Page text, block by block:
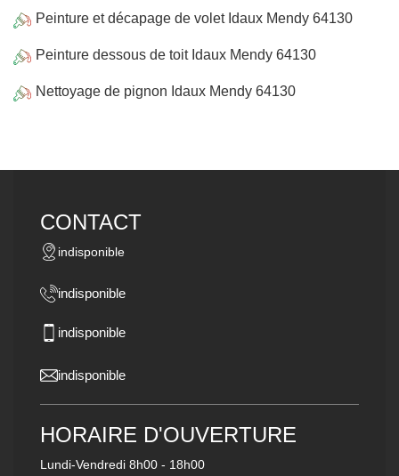
Peinture et décapage de volet Idaux Mendy 64130
Peinture dessous de toit Idaux Mendy 64130
Nettoyage de pignon Idaux Mendy 64130
CONTACT
indisponible
indisponible
indisponible
indisponible
HORAIRE D'OUVERTURE
Lundi-Vendredi 8h00 - 18h00